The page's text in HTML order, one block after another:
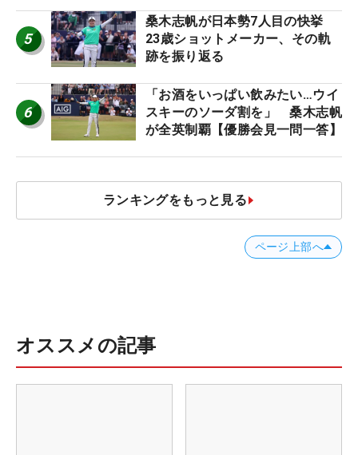
5
桑木志帆が日本勢7人目の快挙
23歳ショットメーカー、その軌
跡を振り返る
6
「お酒をいっぱい飲みたい…ウイ
スキーのソーダ割を」 桑木志帆
が全英制覇【優勝会見一問一答】
ランキングをもっと見る
ページ上部へ
オススメの記事